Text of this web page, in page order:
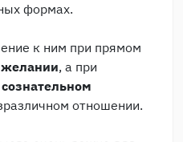
формах.
к ним при прямом
желании, а при
сознательном
отношении.